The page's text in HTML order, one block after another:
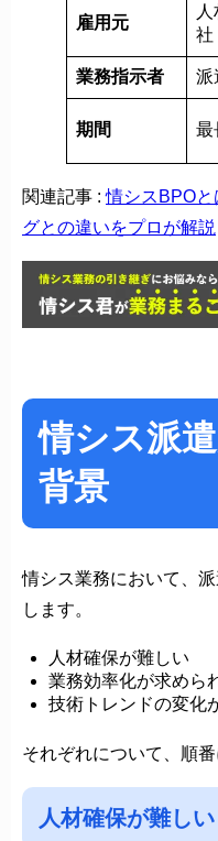
雇用元
社
業務指示者 派
期間 最
関連記事 :情シスBPO
グとの違いをプロが解説
情シス派
背景
情シス業務において、
します。
人材確保が難しい
業務効率化が求めら
技術トレンドの変化
それぞれについて、順番
人材確保が難しい